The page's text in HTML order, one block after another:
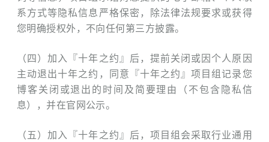
系方式等隐私信息严格保密，除法律法规要求或获得
您明确授权外，不向任何第三方披露。
（四）加入『十年之约』后，提前关闭或因个人原因
主动退出十年之约，同意『十年之约』项目组记录您
博客关闭或退出的时间及简要理由（不包含隐私信
息），并在官网公示。
（五）加入『十年之约』后，项目组会采取行业通用